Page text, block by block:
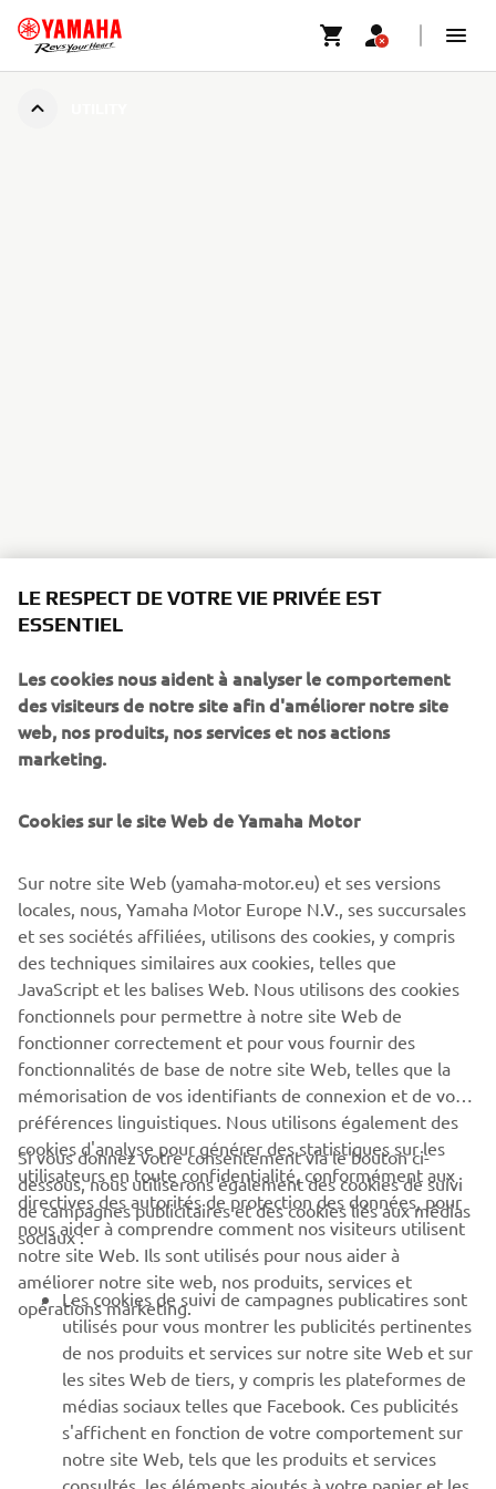
LE RESPECT DE VOTRE VIE PRIVÉE EST
ESSENTIEL
Les cookies nous aident à analyser le comportement
des visiteurs de notre site afin d'améliorer notre site
web, nos produits, nos services et nos actions
marketing.
Cookies sur le site Web de Yamaha Motor
Sur notre site Web (yamaha-motor.eu) et ses versions
locales, nous, Yamaha Motor Europe N.V., ses succursales
et ses sociétés affiliées, utilisons des cookies, y compris
des techniques similaires aux cookies, telles que
JavaScript et les balises Web. Nous utilisons des cookies
fonctionnels pour permettre à notre site Web de
fonctionner correctement et pour vous fournir des
fonctionnalités de base de notre site Web, telles que la
mémorisation de vos identifiants de connexion et de vos
préférences linguistiques. Nous utilisons également des
cookies d'analyse pour générer des statistiques sur les
utilisateurs en toute confidentialité, conformément aux
directives des autorités de protection des données, pour
nous aider à comprendre comment nos visiteurs utilisent
notre site Web. Ils sont utilisés pour nous aider à
améliorer notre site web, nos produits, services et
opérations marketing.
Si vous donnez votre consentement via le bouton ci-
dessous, nous utiliserons également des cookies de suivi
de campagnes publicitaires et des cookies liés aux médias
sociaux :
Les cookies de suivi de campagnes publicatires sont
utilisés pour vous montrer les publicités pertinentes
de nos produits et services sur notre site Web et sur
les sites Web de tiers, y compris les plateformes de
médias sociaux telles que Facebook. Ces publicités
s'affichent en fonction de votre comportement sur
notre site Web, tels que les produits et services
consultés, les éléments ajoutés à votre panier et les